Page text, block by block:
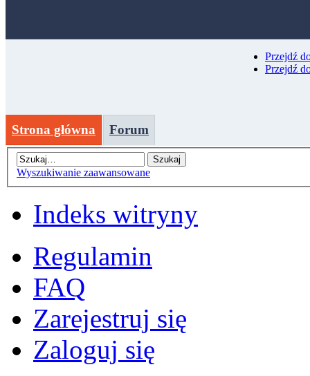
Przejdź
Przejdź
Strona główna Forum
Wyszukiwanie zaawansowane
Indeks witryny
Regulamin
FAQ
Zarejestruj się
Zaloguj się